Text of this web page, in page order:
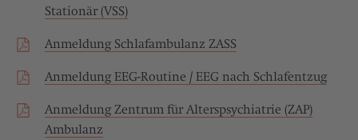
Stationär (VSS)
Anmeldung Schlafambulanz ZASS
Anmeldung EEG-Routine / EEG nach Schlafentzug
Anmeldung Zentrum für Alterspsychiatrie (ZAP)
Ambulanz